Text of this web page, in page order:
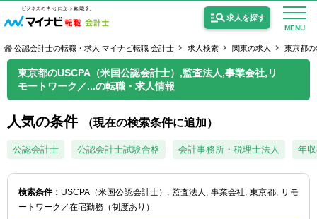
MENU
求人を探す
公認会計士試験合格向けの求人
公認会計士の転職・求人 マイナビ転職 会計士 求人検索 関東の求人 東京都の
東京都のUSCPA（米国公認会計士）,監査法人,事業会社,リ
モートワーク／...の転職・求人情報
人気の条件 （現在の検索条件に追加）
公認会計士 公認会計士試験合格 会計事務所・税理士法人 年
検索条件： USCPA（米国公認会計士） 監査法人 事業会社 東京都
リモ
ートワーク／在宅勤務（制度あり）